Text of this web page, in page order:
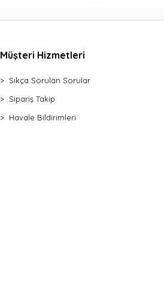
Müşteri Hizmetleri
Sıkça Sorulan Sorular
Sipariş Takip
Havale Bildirimleri